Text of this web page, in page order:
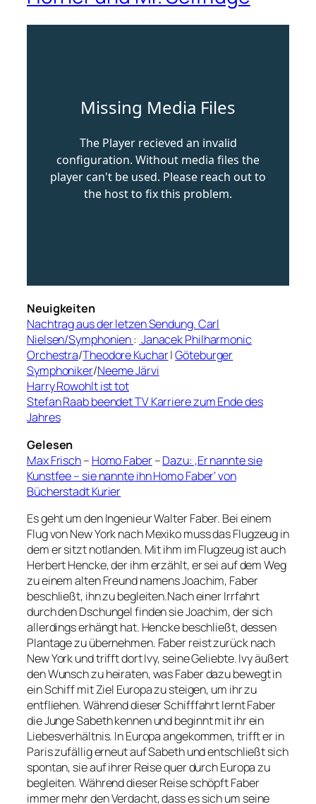
Neuigkeiten
Nachtrag aus der letzen Sendung. Carl
Nielsen/Symphonien: Janacek Philharmonic
Orchestra/Theodore Kuchar|Göteburger
Symphoniker/Neeme Järvi
Harry Rowohlt ist tot
Stefan Raab beendet TV Karriere zum Ende des
Jahres
Gelesen
Max Frisch– Homo Faber–Dazu: ‚Er nannte sie
Kunstfee – sie nannte ihn Homo Faber‘ von
Bücherstadt Kurier
Es geht um den Ingenieur Walter Faber. Bei einem
Flug von New York nach Mexiko muss das Flugzeug in
dem er sitzt notlanden. Mit ihm im Flugzeug ist auch
Herbert Hencke, der ihm erzählt, er sei auf dem Weg
zu einem alten Freund namens Joachim, Faber
beschließt, ihn zu begleiten.Nach einer Irrfahrt
durch den Dschungel finden sie Joachim, der sich
allerdings erhängt hat. Hencke beschließt, dessen
Plantage zu übernehmen. Faber reist zurück nach
New York und trifft dort Ivy, seine Geliebte. Ivy äußert
den Wunsch zu heiraten, was Faber dazu bewegt in
ein Schiff mit Ziel Europa zu steigen, um ihr zu
entfliehen. Während dieser Schifffahrt lernt Faber
die Junge Sabeth kennen und beginnt mit ihr ein
Liebesverhältnis. In Europa angekommen, trifft er in
Paris zufällig erneut auf Sabeth und entschließt sich
spontan, sie auf ihrer Reise quer durch Europa zu
begleiten. Während dieser Reise schöpft Faber
immer mehr den Verdacht, dass es sich um seine